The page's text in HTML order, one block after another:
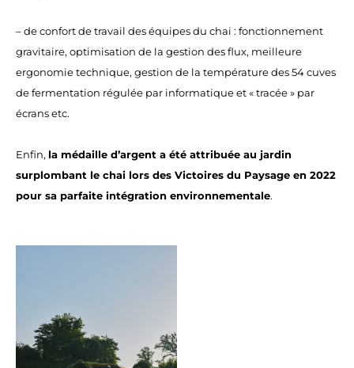
– de confort de travail des équipes du chai : fonctionnement
gravitaire, optimisation de la gestion des flux, meilleure
ergonomie technique, gestion de la température des 54 cuves
de fermentation régulée par informatique et « tracée » par
écrans etc.
Enfin, la médaille d’argent a été attribuée au jardin
surplombant le chai lors des Victoires du Paysage en 2022
pour sa parfaite intégration environnementale.